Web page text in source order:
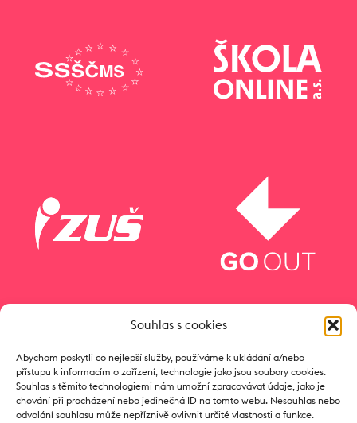
Souhlas s cookies
Abychom poskytli co nejlepší služby, používáme k ukládání a/nebo
přístupu k informacím o zařízení, technologie jako jsou soubory cookies.
Souhlas s těmito technologiemi nám umožní zpracovávat údaje, jako je
chování při procházení nebo jedinečná ID na tomto webu. Nesouhlas nebo
odvolání souhlasu může nepříznivě ovlivnit určité vlastnosti a funkce.